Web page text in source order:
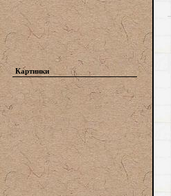
Картинки